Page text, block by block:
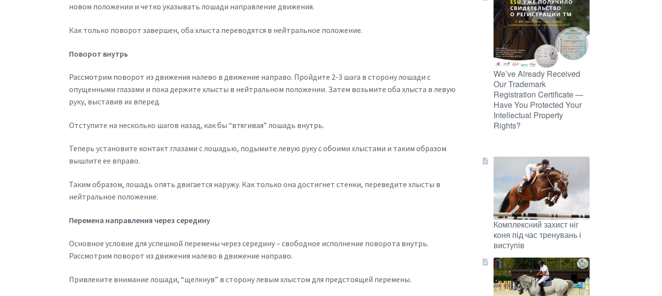
новом положении и четко указывать лошади направление движения.
Как только поворот завершен, оба хлыста переводятся в нейтральное положение.
Поворот внутрь
Рассмотрим поворот из движения налево в движение направо. Пройдите 2-3 шага в сторону лошади с
опущенными глазами и пока держите хлысты в нейтральном положении. Затем возьмите оба хлыста в левую
руку, выставив их вперед.
Отступите на несколько шагов назад, как бы “втягивая” лошадь внутрь.
Теперь установите контакт глазами с лошадью, подымите левую руку с обоими хлыстами и таким образом
вышлите ее вправо.
Таким образом, лошадь опять двигается наружу. Как только она достигнет стенки, переведите хлысты в
нейтральное положение.
Перемена направления через середину
Основное условие для успешной перемены через середину – свободное исполнение поворота внутрь.
Рассмотрим поворот из движения налево в движение направо.
Привлеките внимание лошади, “щелкнув” в сторону левым хлыстом для предстоящей перемены.
We’ve Already Received
Our Trademark
Registration Certificate —
Have You Protected Your
Intellectual Property
Rights?
Комплексний захист ніг
коня під час тренувань і
виступів